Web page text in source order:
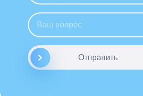
Отправить